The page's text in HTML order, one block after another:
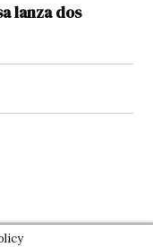
lanza dos